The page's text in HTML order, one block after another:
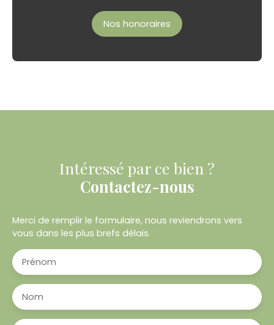
Nos honoraires
Intéressé par ce bien ?
Contactez-nous
Merci de remplir le formulaire, nous reviendrons vers
vous dans les plus brefs délais.
Prénom
Nom